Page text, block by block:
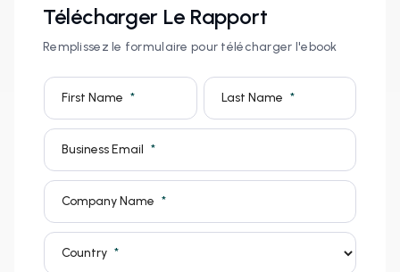
Télécharger Le Rapport
Remplissez le formulaire pour télécharger l'ebook